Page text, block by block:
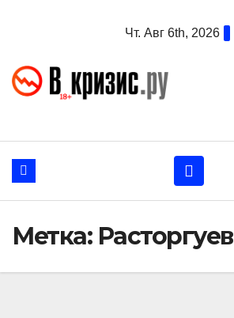
Чт. Авг 6th, 2026
Метка: Расторгуев